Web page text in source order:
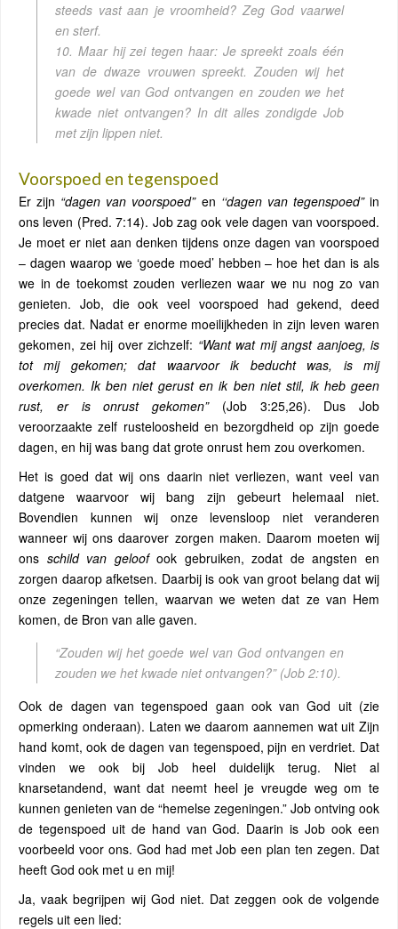
steeds vast aan je vroomheid? Zeg God vaarwel
en sterf.
10. Maar hij zei tegen haar: Je spreekt zoals één
van de dwaze vrouwen spreekt. Zouden wij het
goede wel van God ontvangen en zouden we het
kwade niet ontvangen? In dit alles zondigde Job
met zijn lippen niet.
Voorspoed en tegenspoed
Er zijn “dagen van voorspoed”en ‘‘dagen van tegenspoed”in
ons leven (Pred. 7:14). Job zag ook vele dagen van voorspoed.
Je moet er niet aan denken tijdens onze dagen van voorspoed
– dagen waarop we ‘goede moed’ hebben – hoe het dan is als
we in de toekomst zouden verliezen waar we nu nog zo van
genieten. Job, die ook veel voorspoed had gekend, deed
precies dat. Nadat er enorme moeilijkheden in zijn leven waren
gekomen, zei hij over zichzelf: “Want wat mij angst aanjoeg, is
tot mij gekomen; dat waarvoor ik beducht was, is mij
overkomen. Ik ben niet gerust en ik ben niet stil, ik heb geen
rust, er is onrust gekomen”(Job 3:25,26). Dus Job
veroorzaakte zelf rusteloosheid en bezorgdheid op zijn goede
dagen, en hij was bang dat grote onrust hem zou overkomen.
Het is goed dat wij ons daarin niet verliezen, want veel van
datgene waarvoor wij bang zijn gebeurt helemaal niet.
Bovendien kunnen wij onze levensloop niet veranderen
wanneer wij ons daarover zorgen maken. Daarom moeten wij
ons schild van geloofook gebruiken, zodat de angsten en
zorgen daarop afketsen. Daarbij is ook van groot belang dat wij
onze zegeningen tellen, waarvan we weten dat ze van Hem
komen, de Bron van alle gaven.
“Zouden wij het goede wel van God ontvangen en
zouden we het kwade niet ontvangen?”(Job 2:10).
Ook de dagen van tegenspoed gaan ook van God uit (zie
opmerking onderaan). Laten we daarom aannemen wat uit Zijn
hand komt, ook de dagen van tegenspoed, pijn en verdriet. Dat
vinden we ook bij Job heel duidelijk terug. Niet al
knarsetandend, want dat neemt heel je vreugde weg om te
kunnen genieten van de “hemelse zegeningen.” Job ontving ook
de tegenspoed uit de hand van God. Daarin is Job ook een
voorbeeld voor ons. God had met Job een plan ten zegen. Dat
heeft God ook met u en mij!
Ja, vaak begrijpen wij God niet. Dat zeggen ook de volgende
regels uit een lied: